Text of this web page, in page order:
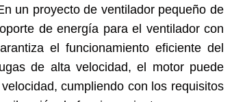
un proyecto de ventilador pequeño de
de energía para el ventilador con
el funcionamiento eficiente del
de alta velocidad, el motor puede
cumpliendo con los requisitos